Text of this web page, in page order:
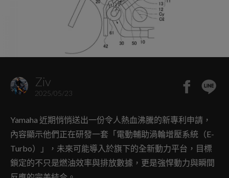
Ziv
2025/05/23
Yamaha 近期悄悄送出一份令人熱血沸騰的新專利申請，
內容顯示他們正在研發一套「電動輔助渦輪增壓系統（E-
Turbo）」，未來可能導入於旗下的全新動力平台，目標
鎖定的不只是燃油效率與排放數據，更是強悍動力與瞬間